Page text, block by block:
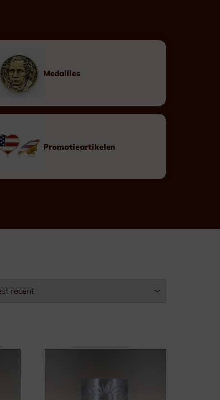
Eretekens
Medailles
Promotieartikelen